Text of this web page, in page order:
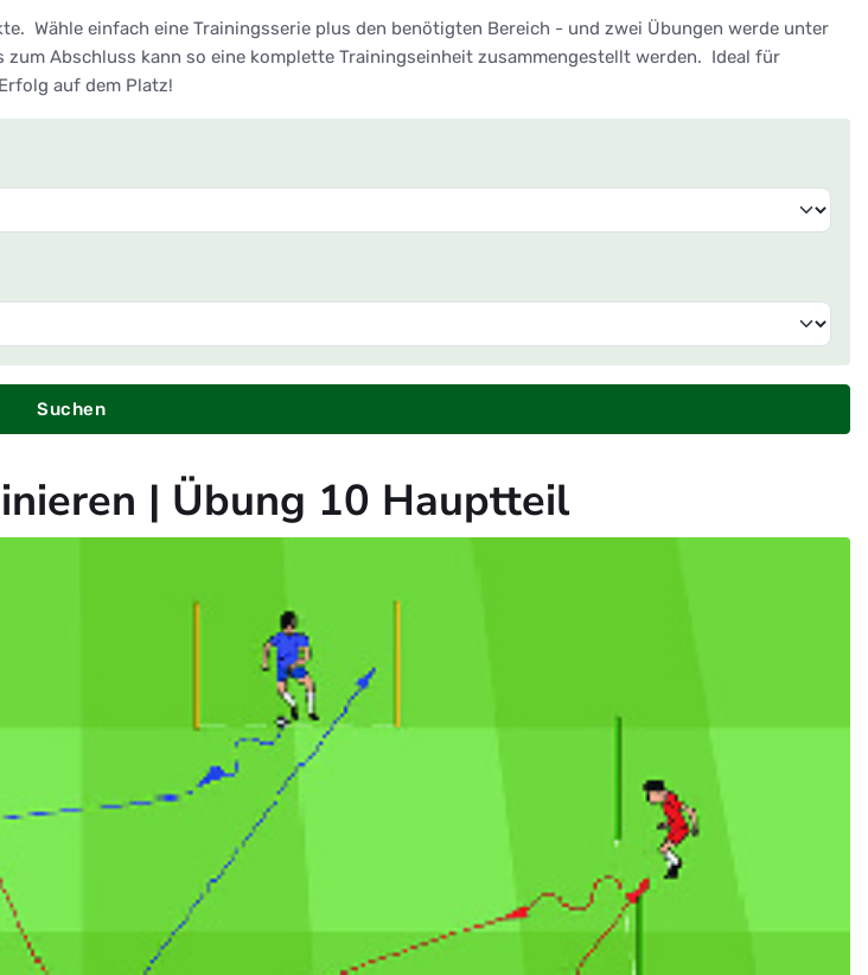
Wähle einfach eine Trainingsserie plus den benötigten Bereich - und zwei Übungen werde unter
Abschluss kann so eine komplette Trainingseinheit zusammengestellt werden. Ideal für
auf dem Platz!
Suchen
| Übung 10 Hauptteil